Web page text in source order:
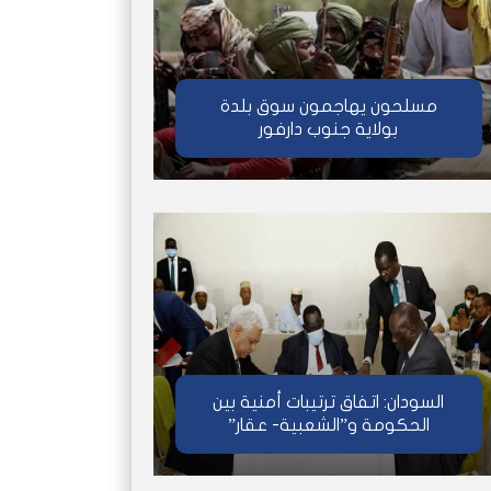
مسلحون يهاجمون سوق بلدة
بولاية جنوب دارفور
السودان: اتفاق ترتيبات أمنية بين
الحكومة و”الشعبية- عقار”